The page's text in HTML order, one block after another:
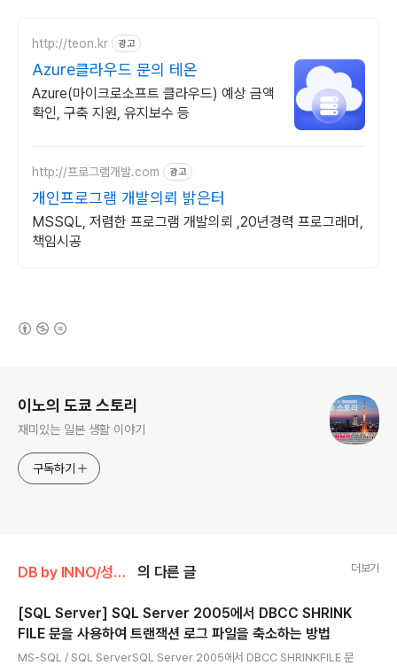
http://teon.kr 광고
Azure클라우드 문의 테온
Azure(마이크로소프트 클라우드) 예상 금액
확인, 구축 지원, 유지보수 등
http://프로그램개발.com 광고
개인프로그램 개발의뢰 밝은터
MSSQL, 저렴한 프로그램 개발의뢰 ,20년경력 프로그래머,
책임시공
이노의 도쿄 스토리
재미있는 일본 생활 이야기
구독하기
DB by INNO/성능 및 관리 의 다른 글 더보기
[SQL Server] SQL Server 2005에서 DBCC SHRINK
FILE 문을 사용하여 트랜잭션 로그 파일을 축소하는 방법
MS-SQL / SQL ServerSQL Server 2005에서 DBCC SHRINKFILE 문